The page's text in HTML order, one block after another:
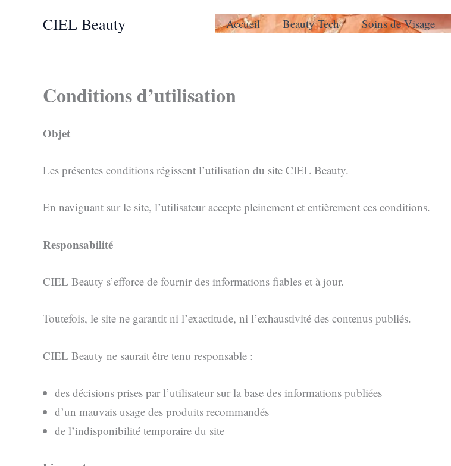
CIEL Beauty Accueil Beauty Tech Soins de Visage
Conditions d’utilisation
Objet
Les présentes conditions régissent l’utilisation du site CIEL Beauty.
En naviguant sur le site, l’utilisateur accepte pleinement et entièrement ces conditions.
Responsabilité
CIEL Beauty s’efforce de fournir des informations fiables et à jour.
Toutefois, le site ne garantit ni l’exactitude, ni l’exhaustivité des contenus publiés.
CIEL Beauty ne saurait être tenu responsable :
des décisions prises par l’utilisateur sur la base des informations publiées
d’un mauvais usage des produits recommandés
de l’indisponibilité temporaire du site